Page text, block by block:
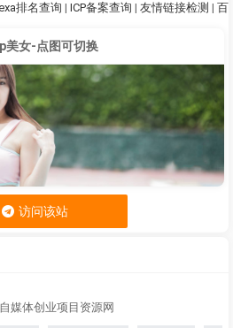
排名查询 | ICP备案查询 | 友情链接检测 | 百
美女-点图可切换
访问该站
媒体创业项目资源网